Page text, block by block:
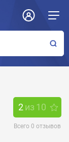
2из 10
Всего 0 отзывов